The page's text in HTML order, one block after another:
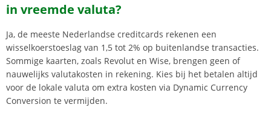
in vreemde valuta?
Ja, de meeste Nederlandse creditcards rekenen een
wisselkoerstoeslag van 1,5 tot 2% op buitenlandse transacties.
Sommige kaarten, zoals Revolut en Wise, brengen geen of
nauwelijks valutakosten in rekening. Kies bij het betalen altijd
voor de lokale valuta om extra kosten via Dynamic Currency
Conversion te vermijden.